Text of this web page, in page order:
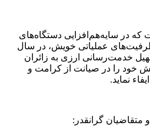
در سایه‌هم‌افزایی دستگاه‌های
ظرفیت‌های عملیاتی خویش، در سال
تسهیل خدمت‌رسانی ارزی به زائران
خود را در صیانت از کرامت و
نماید.
متقاضیان گرانقدر: